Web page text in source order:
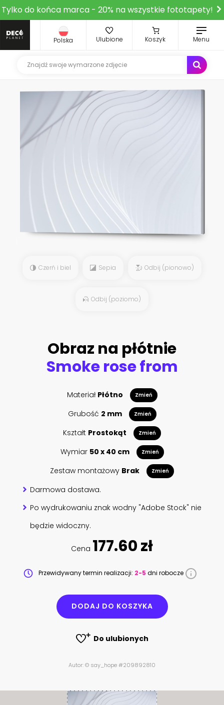
Tylko do końca marca - 20% na wszystkie fototapety!
Polska Ulubione Koszyk Menu
Czerń i biel Sepia Odbij (pionowo)
Odbij (poziomo)
Obraz na płótnie
Smoke rose from
Materiał Płótno Zmień
Grubość 2 mm Zmień
Kształt Prostokąt Zmień
Wymiar 50 x 40 cm Zmień
Zestaw montażowy Brak Zmień
Darmowa dostawa.
Po wydrukowaniu znak wodny "Adobe Stock" nie
będzie widoczny.
Cena 177.60 zł
Przewidywany termin realizacji: 2-5 dni robocze
DODAJ DO KOSZYKA
Do ulubionych
Autor: © say_hope #209892810